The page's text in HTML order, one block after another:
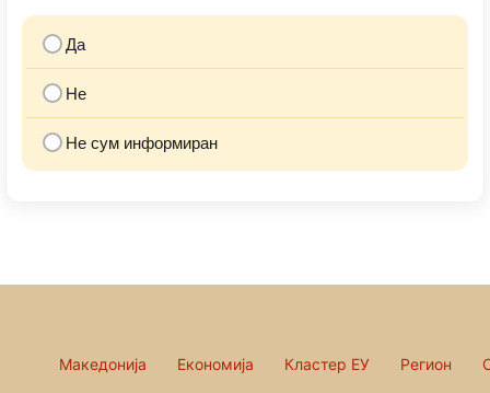
Да
Не
Не сум информиран
Македонија Економија Кластер ЕУ Регион